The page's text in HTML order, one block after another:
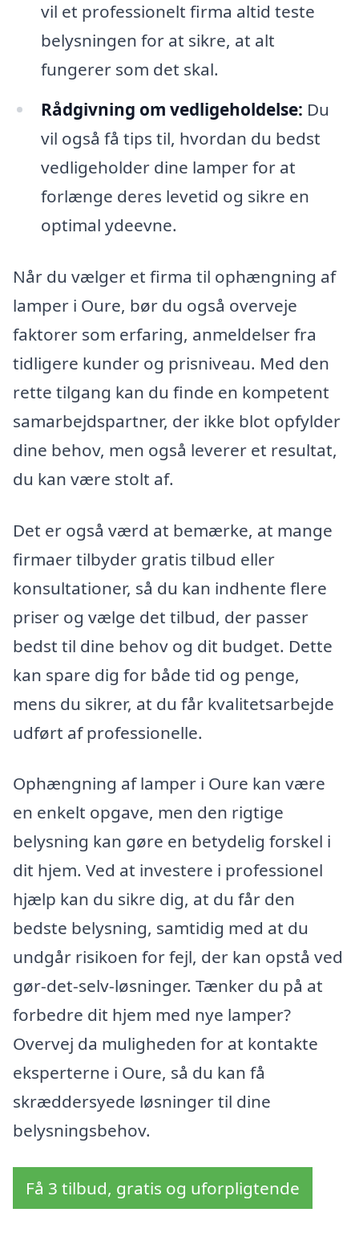
vil et professionelt firma altid teste
belysningen for at sikre, at alt
fungerer som det skal.
Rådgivning om vedligeholdelse: Du
vil også få tips til, hvordan du bedst
vedligeholder dine lamper for at
forlænge deres levetid og sikre en
optimal ydeevne.
Når du vælger et firma til ophængning af
lamper i Oure, bør du også overveje
faktorer som erfaring, anmeldelser fra
tidligere kunder og prisniveau. Med den
rette tilgang kan du finde en kompetent
samarbejdspartner, der ikke blot opfylder
dine behov, men også leverer et resultat,
du kan være stolt af.
Det er også værd at bemærke, at mange
firmaer tilbyder gratis tilbud eller
konsultationer, så du kan indhente flere
priser og vælge det tilbud, der passer
bedst til dine behov og dit budget. Dette
kan spare dig for både tid og penge,
mens du sikrer, at du får kvalitetsarbejde
udført af professionelle.
Ophængning af lamper i Oure kan være
en enkelt opgave, men den rigtige
belysning kan gøre en betydelig forskel i
dit hjem. Ved at investere i professionel
hjælp kan du sikre dig, at du får den
bedste belysning, samtidig med at du
undgår risikoen for fejl, der kan opstå ved
gør-det-selv-løsninger. Tænker du på at
forbedre dit hjem med nye lamper?
Overvej da muligheden for at kontakte
eksperterne i Oure, så du kan få
skræddersyede løsninger til dine
belysningsbehov.
Få 3 tilbud, gratis og uforpligtende